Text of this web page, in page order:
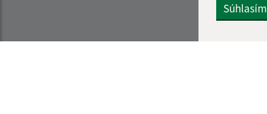
Súhlasím